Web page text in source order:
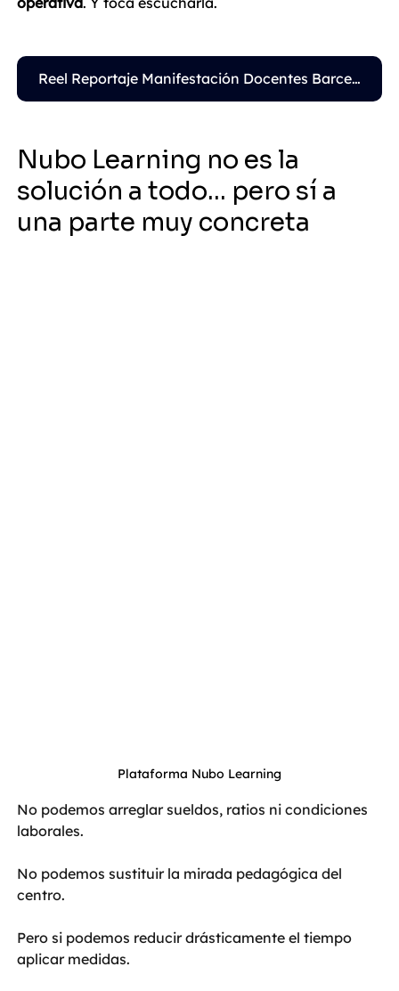
Reel Reportaje Manifestación Docentes Barcelona 3Cat Info 👈
Nubo Learning no es la
solución a todo… pero sí a
una parte muy concreta
Plataforma Nubo Learning
No podemos arreglar sueldos, ratios ni condiciones
laborales.
No podemos sustituir la mirada pedagógica del
centro.
Pero si podemos reducir drásticamente el tiempo
aplicar medidas.